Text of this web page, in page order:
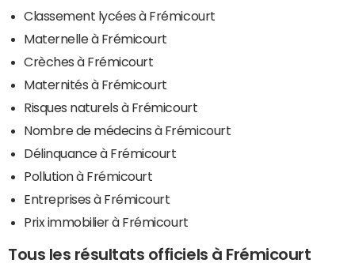
Classement lycées à Frémicourt
Maternelle à Frémicourt
Crèches à Frémicourt
Maternités à Frémicourt
Risques naturels à Frémicourt
Nombre de médecins à Frémicourt
Délinquance à Frémicourt
Pollution à Frémicourt
Entreprises à Frémicourt
Prix immobilier à Frémicourt
Tous les résultats officiels à Frémicourt